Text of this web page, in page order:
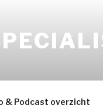
& Podcast overzicht